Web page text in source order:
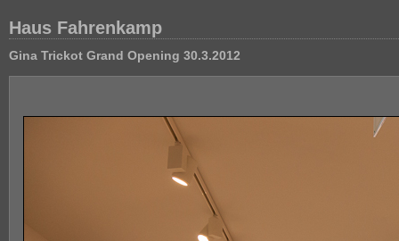
Haus Fahrenkamp
Gina Trickot Grand Opening 30.3.2012